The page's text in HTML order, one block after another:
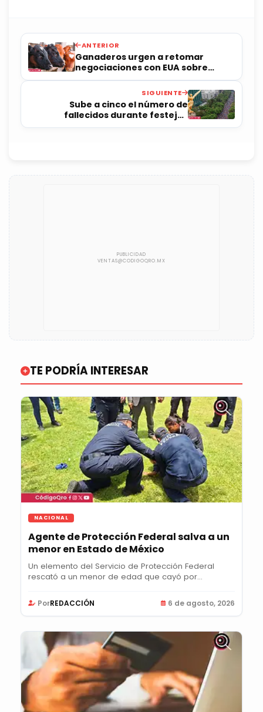
ANTERIOR
Ganaderos urgen a retomar
negociaciones con EUA sobre
exportaciones de ganado
SIGUIENTE
Sube a cinco el número de
fallecidos durante festejos
mundialistas en CDMX
TE PODRÍA INTERESAR
NACIONAL
Agente de Protección Federal salva a un
menor en Estado de México
Un elemento del Servicio de Protección Federal
rescató a un menor de edad que cayó por
PorREDACCIÓN 6 de agosto, 2026